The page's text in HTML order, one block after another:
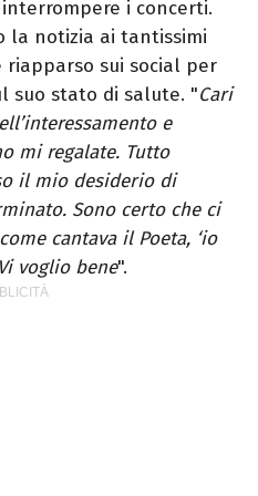
i concerti.
la notizia ai tantissimi
sui social per
suo stato di salute. "Cari
e
mi regalate. Tutto
il mio desiderio di
Sono certo che ci
cantava il Poeta, ‘io
voglio bene".